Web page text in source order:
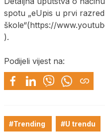
spotu „eUpis u prvi
škole“(https://
).
Podijeli vijest na:
#Trending #U trendu